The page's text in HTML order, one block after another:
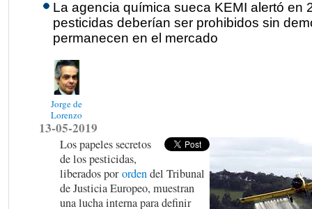
La agencia química sueca KEMI alertó en
pesticidas deberían ser prohibidos sin
permanecen en el mercado
Jorge de
Lorenzo
13-05-2019
Los papeles secretos
de los pesticidas,
liberados porordendel Tribunal
de Justicia Europeo, muestran
una lucha interna para definir